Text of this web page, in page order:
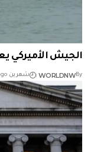
الجيش الأميركي
By
WORLDNW شهرين ago